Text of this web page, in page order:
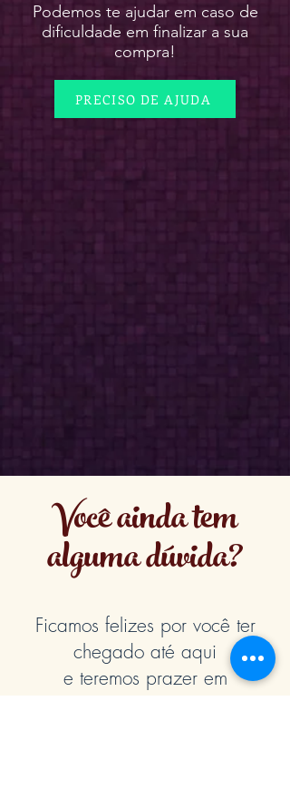
Podemos te ajudar em caso de
dificuldade em finalizar a sua
compra!
PRECISO DE AJUDA
Você ainda tem
alguma dúvida?
Ficamos felizes por você ter
chegado até aqui
e teremos prazer em